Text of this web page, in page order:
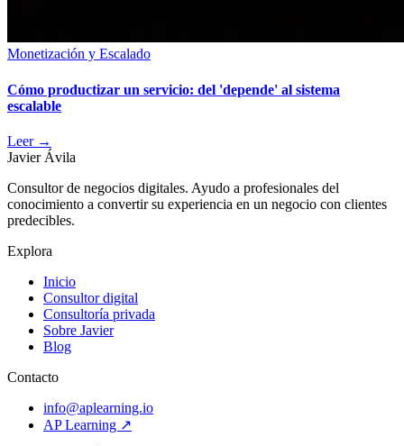
Monetización y Escalado
Cómo productizar un servicio: del 'depende' al sistema
escalable
Leer →
Javier Ávila
Consultor de negocios digitales. Ayudo a profesionales del
conocimiento a convertir su experiencia en un negocio con clientes
predecibles.
Explora
Inicio
Consultor digital
Consultoría privada
Sobre Javier
Blog
Contacto
info@aplearning.io
AP Learning ↗